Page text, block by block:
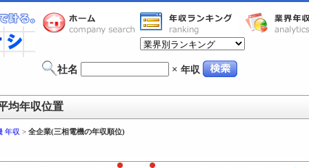
社名 × 年収
均年収位置
年収 > 全企業(三相電機の年収順位)